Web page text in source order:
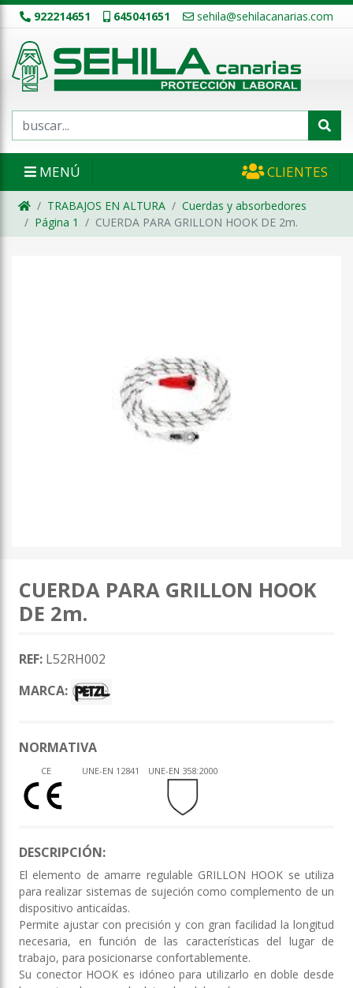
922214651 645041651 sehila@sehilacanarias.com
MENÚ CLIENTES
TRABAJOS EN ALTURA
Cuerdas y absorbedores
Página 1
CUERDA PARA GRILLON HOOK DE 2m.
CUERDA PARA GRILLON HOOK
DE 2m.
REF: L52RH002
MARCA:
NORMATIVA
CE UNE-EN 12841 UNE-EN 358:2000
DESCRIPCIÓN:
El elemento de amarre regulable GRILLON HOOK se utiliza
para realizar sistemas de sujeción como complemento de un
dispositivo anticaídas.
Permite ajustar con precisión y con gran facilidad la longitud
necesaria, en función de las características del lugar de
trabajo, para posicionarse confortablemente.
Su conector HOOK es idóneo para utilizarlo en doble desde